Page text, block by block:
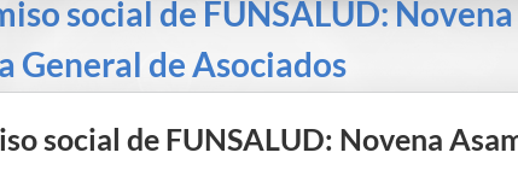
social de FUNSALUD: Novena
General de Asociados
social de FUNSALUD: Novena